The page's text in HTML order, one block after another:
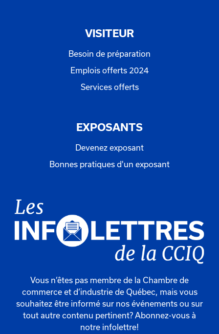
VISITEUR
Besoin de préparation
Emplois offerts 2024
Services offerts
EXPOSANTS
Devenez exposant
Bonnes pratiques d'un exposant
Vous n’êtes pas membre de la Chambre de
commerce et d’industrie de Québec, mais vous
souhaitez être informé sur nos événements ou sur
tout autre contenu pertinent? Abonnez-vous à
notre infolettre!